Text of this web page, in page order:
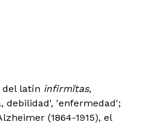
del latín infirmĭtas,
debilidad', 'enfermedad';
(1864-1915), el